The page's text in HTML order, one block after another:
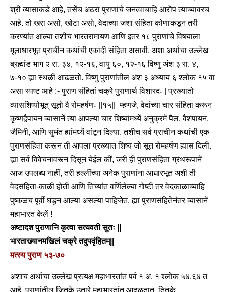
श्री व्यासाकडे आहे, तसेंच अठरा पुराणांचे जनत्वाचाहि आरोप त्याच्यावरच
आहे. तो खरा असो, खोटा असो, वेदाच्या जशा संहिता कोणाकडून तरी
करण्यांत आल्या तशीच भारतरामायण आणि इतर १८ पुराणांचे विषयाला
मूलाधारभूत प्राचीन कथांची एकादी संहिता असावी, अशा अर्थाचा उल्लेख
ब्रह्मांड भाग २ रा. ३४, १२-१६, वायु ६०, १२-१६ विष्णु अंश ३ रा. ४,
७-१० ह्या स्थळीं आढळतो. विष्णु पुराणांतील अंश ३ अध्याय ६ श्लोक १५ वा
असा स्पष्ट आहे :- पुराण संहितां चक्रे पुराणार्थ विशारदः | प्रख्यातो
व्यासशिष्योभूत् सूतो वै रोमहर्षणः ||१५|| म्हणजे, वेदांच्या चार संहिता करून
कृष्णद्वैपायन व्यासानें त्या आपल्या चार शिष्यांमध्यें अनुक्रमें पैल, वैशंपायन,
जैमिनी, आणि सुमंत ह्यांमध्यें वांटून दिल्या. तशीच सर्व प्राचीन कथांची एक
पुराणसंहिता करून ती आपला प्रख्यात शिष्य जो सूत रोमहर्षण ह्यास दिली.
ह्या सर्व विवेचनावरून दिसून येईल कीं, जरी ही पुराणसंहिता ग्रंथरूपानें
आज उपलब्ध नाहीं, तरी हल्लींच्या अनेक पुराणांना आधारभूत अशी ती
वेदसंहिता-काळीं होती आणि तिच्यांत वर्णिलेल्या गोष्टी तर वेदकाळाच्याहि
पुष्कळच पूर्वीं घडून आल्या असल्या पाहिजेत. ह्या पुराणसंहितेनंतर व्यासानें
महाभारत केलें !
अष्टादश पुराणानि कृत्वा सत्यवती सुतः ||
भारताख्यानमखिलं चक्रे तदुपवृंहितम्||
मत्स्य पुराण ५३-७०
अशाच अर्थाचा उल्लेख प्रत्यक्ष महाभारतांत पर्व १ अ. १ श्लोक ५४.६४ त
आहे. पुराणांतील जितके उतारे महाभारतांत आढळतात, तितके